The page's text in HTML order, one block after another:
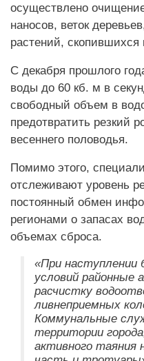
осуществлено
наносов, веток
растений, скопившихся
С декабря прошлого
воды до 60 кб. м в
свободный объем в
предотвратить резкий
весеннего половодья.
Помимо этого,
отслеживают уровень
постоянный обмен
регионами о запасах
объемах сброса.
«При наступлении
условий районные
расчистку
ливнеприемных
Коммунальные
территории
активного таяния